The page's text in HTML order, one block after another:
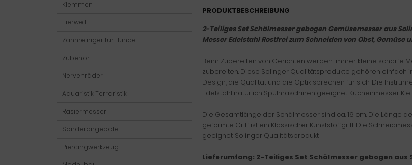
PRODUKTBESCHREIBUNG
2-Teiliges Set Schälmesser gebogen Gemüsemesser aus
Messer Edelstahl Rostfrei zum Schneiden von Obst, Gemüse
Beim Zubereiten von Gerichten werden immer kleine scharfe
zubereiten. Diese Solinger Qualitätsprodukte gehören einfach
Design, die Qualität und die Optik sprechen für sich. Die
Edelstahl natürlich Spülmaschinen geeignet. Küchenmesser
Die Gesamtlänge der Schälmesser sind ca. 16 cm. Die Länge
geformte Griff ist ein Klassischer Kunststoffgriff. Die
geeignet. Solinger Qualitätsprodukt.
Lieferumfang: 2-Teiliges Set Schälmesser gebogen aus
Klemmen
Tierwelt
Zahnreiniger für Hunde
Zubehör
Nervenräder
Aquaristik Terraristik
Rasiermesser
Sonderangebote
Piercingwerkzeug